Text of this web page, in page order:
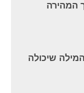
המהירה
שיכולה